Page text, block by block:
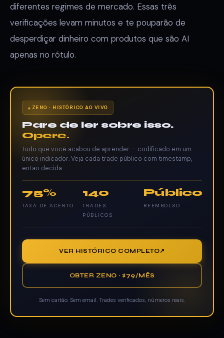
diferentes regimes de mercado. Essas três
verificações levam minutos e te pouparão de
desperdiçar dinheiro com produtos que são AI
apenas no rótulo.
ZENO · HISTÓRICO AO VIVO
Pare de ler sobre isso.
Opere.
Tudo que você acabou de aprender — codificado em um
único indicador. Veja cada trade público com timestamp,
então decida.
75%
TAXA DE ACERTO
140
TRADES
PÚBLICOS
Público
REEMBOLSO
VER HISTÓRICO COMPLETO
OBTER ZENO · $79/MÊS
Sem cartão. Sem email. Trades verificados, números reais.